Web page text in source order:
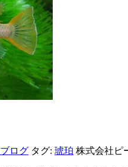
ログ タグ: 琥珀 株式会社ピ